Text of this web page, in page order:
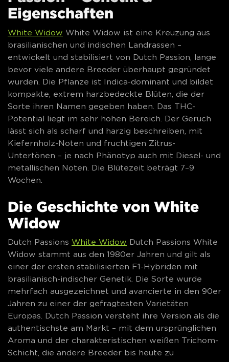
Eigenschaften
White Widow White Widow ist eine Kreuzung aus
brasilianischen und indischen Landrassen –
entwickelt und stabilisiert von Dutch Passion, lange
bevor viele andere Breeder überhaupt gegründet
wurden. Die Pflanze ist Indica-dominant und bildet
kompakte, extrem harzbedeckte Blüten, die der
Sorte ihren Namen gegeben haben. Das THC-
Potential liegt im sehr hohen Bereich. Der Geruch
lässt sich als scharf und harzig beschreiben, mit
Kiefernholz-Noten und fruchtigen Zitrus-
Untertönen – je nach Phänotyp auch mit Diesel- und
metallischen Noten. Die Blütezeit beträgt 7–9
Wochen.
Die Geschichte von White
Widow
Dutch Passions White Widow Dutch Passions White
Widow stammt aus den 1980er Jahren und gilt als
einer der ersten stabilisierten F1-Hybriden mit
brasilianisch-indischer Genetik. Die Sorte wurde
mehrfach ausgezeichnet und avancierte in den 90er
Jahren zu einer der gefragtesten Varietäten
Europas. Dutch Passion versteht ihre Version als die
authentischste am Markt – mit dem ursprünglichen
Aroma und der charakteristischen weißen Trichom-
Schicht, die andere Breeder bis heute zu